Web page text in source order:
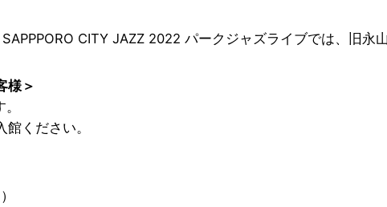
CITY JAZZ 2022 パークジャズライブでは、旧永
様＞
館ください。